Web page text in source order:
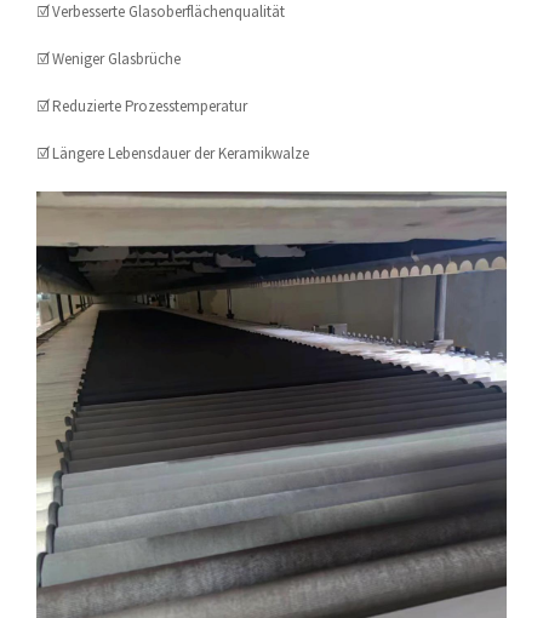
☑ Verbesserte Glasoberflächenqualität
☑ Weniger Glasbrüche
☑ Reduzierte Prozesstemperatur
☑ Längere Lebensdauer der Keramikwalze